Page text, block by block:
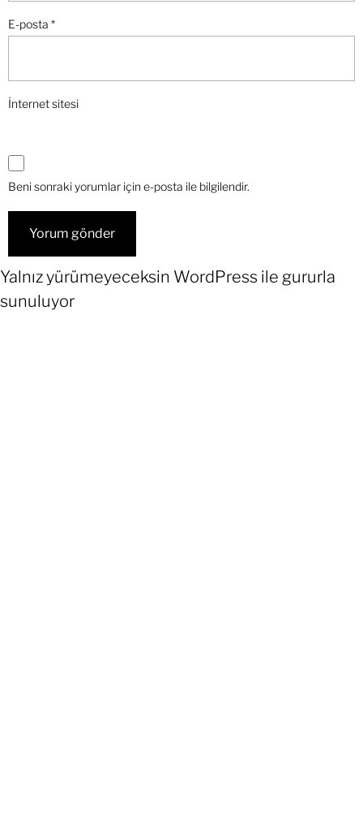
E-posta *
İnternet sitesi
Beni sonraki yorumlar için e-posta ile bilgilendir.
Yalnız yürümeyeceksin WordPress ile gururla
sunuluyor